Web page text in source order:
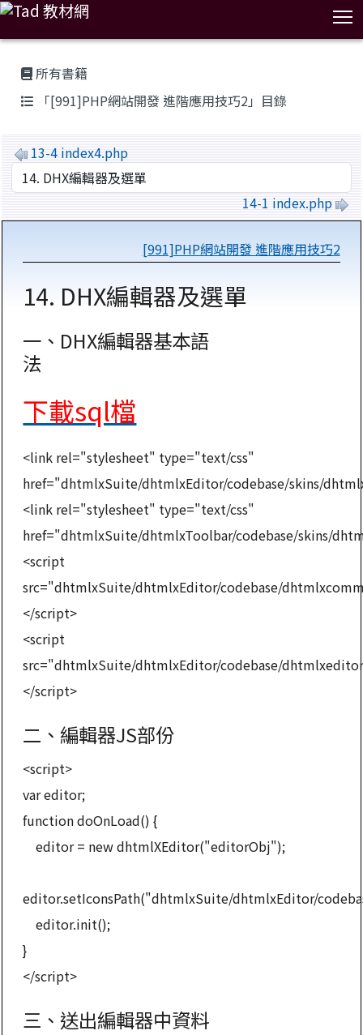
所有書籍
「[991]PHP網站開發 進階應用技巧2」目錄
13-4 index4.php
14-1 index.php
[991]PHP網站開發 進階應用技巧2
14. DHX編輯器及選單
一、DHX編輯器基本語
法
下載sql檔
<link rel="stylesheet" type="text/css"
href="dhtmlxSuite/dhtmlxEditor/codebase/skins/
<link rel="stylesheet" type="text/css"
href="dhtmlxSuite/dhtmlxToolbar/codebase/skins/
<script
src="dhtmlxSuite/dhtmlxEditor/codebase/
</script>
<script
src="dhtmlxSuite/dhtmlxEditor/codebase/
</script>
二、編輯器JS部份
<script>
var editor;
function doOnLoad() {
editor = new dhtmlXEditor("editorObj");
editor.setIconsPath("dhtmlxSuite/dhtmlxEditor/
editor.init();
}
</script>
三、送出編輯器中資料